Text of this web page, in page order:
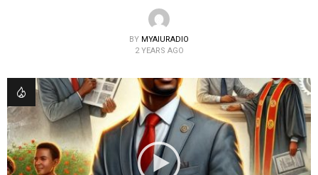
BY MYAIURADIO
2 YEARS AGO